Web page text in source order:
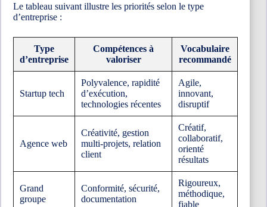
Le tableau suivant illustre les priorités selon le type
d’entreprise :
Type
d’entreprise
Compétences à
valoriser
Vocabulaire
recommandé
Startup tech
Polyvalence, rapidité
d’exécution,
technologies récentes
Agile,
innovant,
disruptif
Agence web
Créativité, gestion
multi-projets, relation
client
Créatif,
collaboratif,
orienté
résultats
Grand
groupe
Conformité, sécurité,
documentation
Rigoureux,
méthodique,
fiable